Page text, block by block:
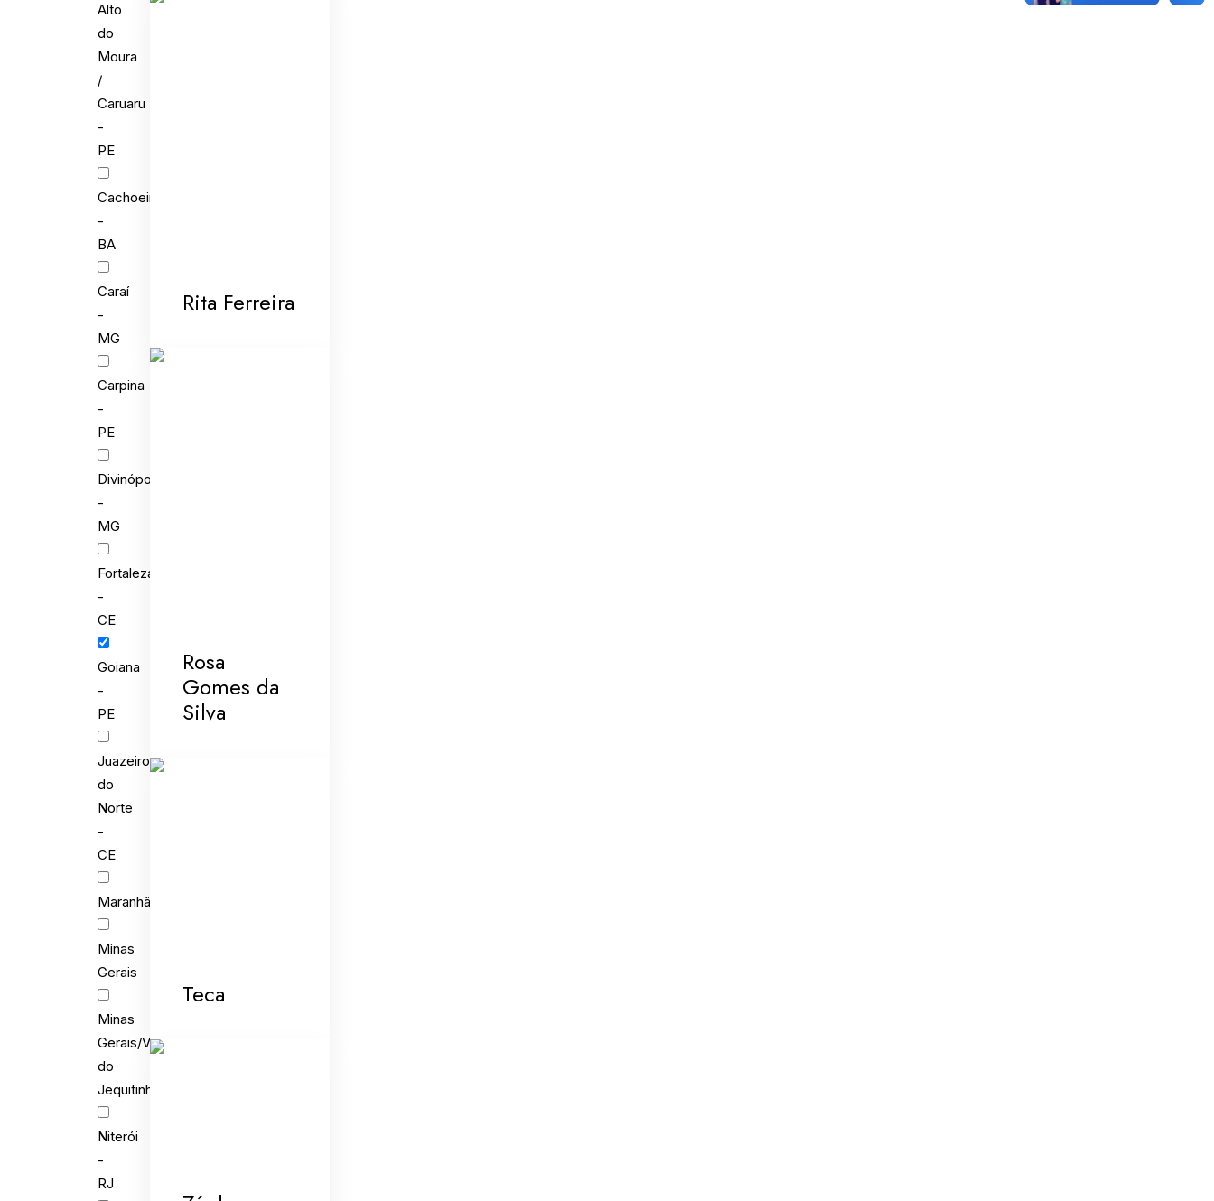
Alto
do
Moura
/
Caruaru
-
PE
Cachoeira
-
BA
Caraí
-
MG
Carpina
-
PE
Divinópolis
-
MG
Fortaleza
-
CE
Goiana
-
PE
Juazeiro
do
Norte
-
CE
Maranhão
Minas
Gerais
Minas
Gerais/Vale
do
Jequitinhonha
Niterói
-
RJ
Rita Ferreira
Rosa
Gomes da
Silva
Teca